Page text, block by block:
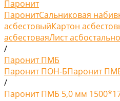
Паронит
ПаронитСальниковая
асбестовыйКартон
асбестоваяЛист
/
Паронит ПМБ
Паронит ПОН-БПаронит
/
Паронит ПМБ 5,0 мм